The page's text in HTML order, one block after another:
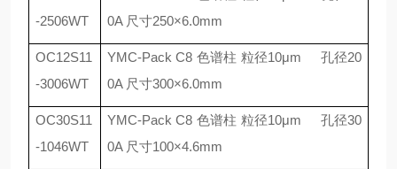
-2506WT
0A 尺寸250×6.0mm
OC12S11
-3006WT
YMC-Pack C8 色谱柱 粒径10μm 孔径20
0A 尺寸300×6.0mm
OC30S11
-1046WT
YMC-Pack C8 色谱柱 粒径10μm 孔径30
0A 尺寸100×4.6mm